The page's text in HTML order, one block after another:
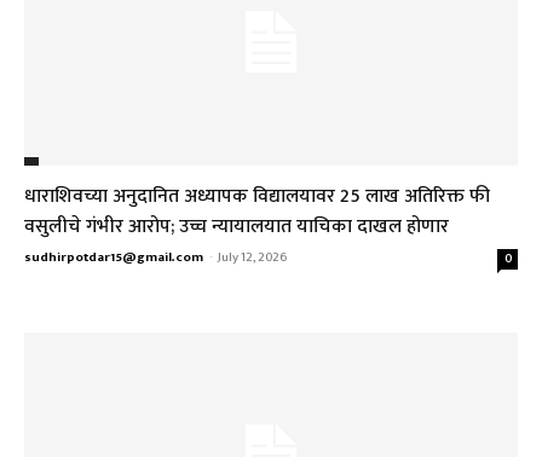
धाराशिवच्या अनुदानित अध्यापक विद्यालयावर ₹25 लाख अतिरिक्त फी
वसुलीचे गंभीर आरोप; उच्च न्यायालयात याचिका दाखल होणार
sudhirpotdar15@gmail.com - July 12, 2026 0